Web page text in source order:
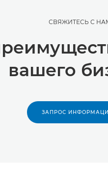
СВЯЖИТЕСЬ С
вашего
ЗАПРОС